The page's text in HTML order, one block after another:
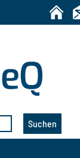
Suchen